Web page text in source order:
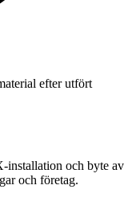
efter utfört
installation och byte av
och företag.